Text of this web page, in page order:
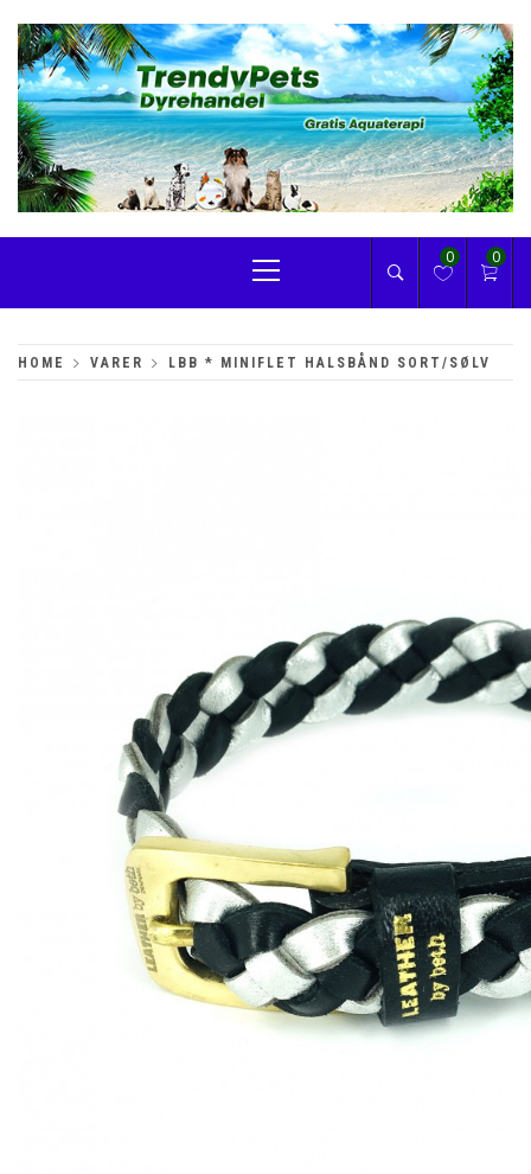
content
TRENDYPETS
Menu
0 0
HOME VARER LBB * MINIFLET HALSBÅND SORT/SØLV